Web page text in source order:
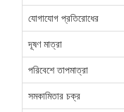
যোগাযোগ প্রতিরোধের
দূষণ মাত্রা
পরিবেশে তাপমাত্রা
সমকামিতার চক্র